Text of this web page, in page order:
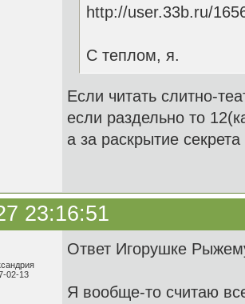
http://user.33b.ru/
С теплом, я.
Если читать слитно-
если раздельно то
а за раскрытие
23:16:51
02-13
Ответ Игорушке
Я вообще-то считаю